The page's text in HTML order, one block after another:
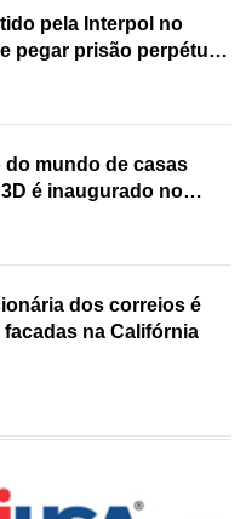
pela Interpol no
pegar prisão perpétua
do mundo de casas
é inaugurado no
dos correios é
na Califórnia